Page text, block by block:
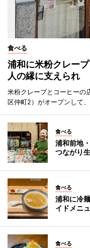
食べる
浦和に米粉クレー
人の縁に支えられ
米粉クレープとコーヒーの
区仲町2）がオープンして
食べる
浦和前地
つながり
食べる
浦和に冷
イドメニ
食べる